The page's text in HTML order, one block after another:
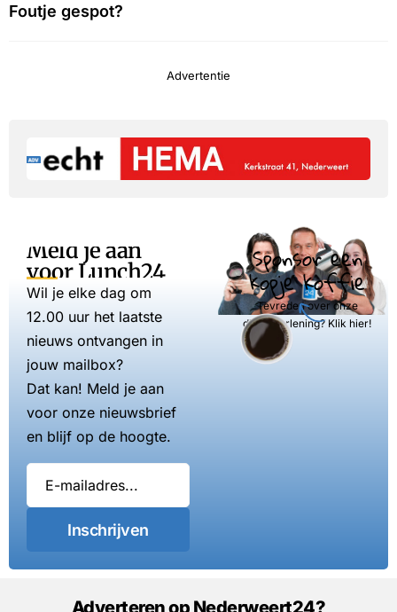
Foutje gespot?
Advertentie
Meld je aan
voor Lunch24
Wil je elke dag om
12.00 uur het laatste
nieuws ontvangen in
jouw mailbox?
Dat kan! Meld je aan
voor onze nieuwsbrief
en blijf op de hoogte.
Inschrijven
Sponsor een
kopje koffie
Tevreden over onze
dienstverlening? Klik hier!